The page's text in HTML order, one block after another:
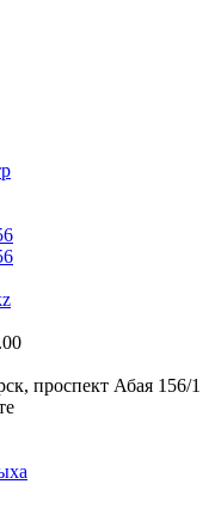
проспект Абая 156/1